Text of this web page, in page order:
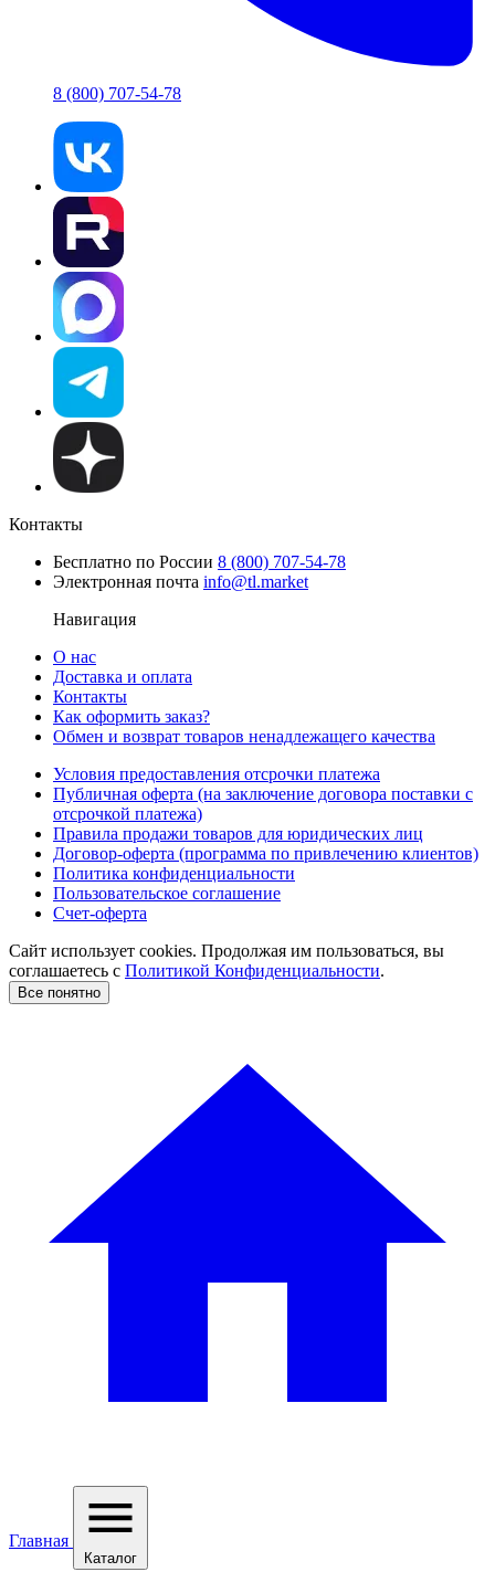
8 (800) 707-54-78
Контакты
Бесплатно по России 8 (800) 707-54-78
Электронная почта info@tl.market
Навигация
О нас
Доставка и оплата
Контакты
Как оформить заказ?
Обмен и возврат товаров ненадлежащего качества
Условия предоставления отсрочки платежа
Публичная оферта (на заключение договора поставки с
отсрочкой платежа)
Правила продажи товаров для юридических лиц
Договор-оферта (программа по привлечению клиентов)
Политика конфиденциальности
Пользовательское соглашение
Счет-оферта
Сайт использует cookies. Продолжая им пользоваться, вы
соглашаетесь c Политикой Конфиденциальности.
Все понятно
Главная
Каталог